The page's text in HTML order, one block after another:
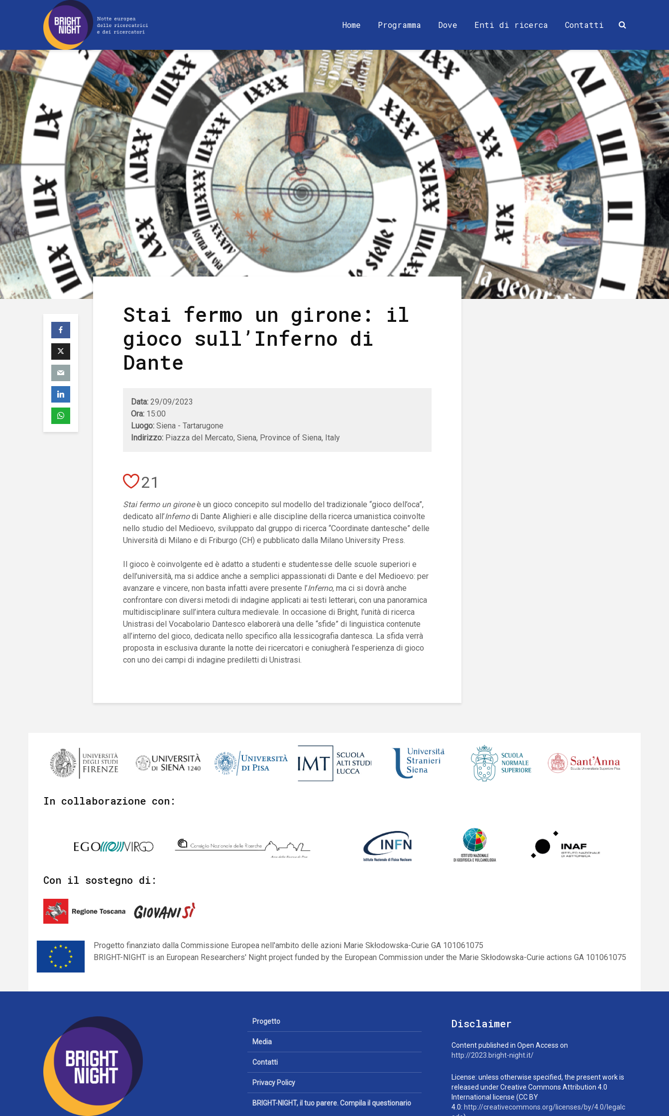
Home Programma Dove Enti di ricerca Contatti
Stai fermo un girone: il
gioco sull’Inferno di
Dante
Data: 29/09/2023
Ora: 15:00
Luogo: Siena - Tartarugone
Indirizzo: Piazza del Mercato, Siena, Province of Siena, Italy
21
Stai fermo un gironeè un gioco concepito sul modello del tradizionale “gioco dell’oca”,
dedicato all’Infernodi Dante Alighieri e alle discipline della ricerca umanistica coinvolte
nello studio del Medioevo, sviluppato dal gruppo di ricerca “Coordinate dantesche” delle
Università di Milano e di Friburgo (CH) e pubblicato dalla Milano University Press.
Il gioco è coinvolgente ed è adatto a studenti e studentesse delle scuole superiori e
dell’università, ma si addice anche a semplici appassionati di Dante e del Medioevo: per
avanzare e vincere, non basta infatti avere presente l’Inferno, ma ci si dovrà anche
confrontare con diversi metodi di indagine applicati ai testi letterari, con una panoramica
multidisciplinare sull’intera cultura medievale. In occasione di Bright, l’unità di ricerca
Unistrasi del Vocabolario Dantesco elaborerà una delle “sfide” di linguistica contenute
all’interno del gioco, dedicata nello specifico alla lessicografia dantesca. La sfida verrà
proposta in esclusiva durante la notte dei ricercatori e coniugherà l’esperienza di gioco
con uno dei campi di indagine prediletti di Unistrasi.
In collaborazione con:
Con il sostegno di:
Progetto finanziato dalla Commissione Europea nell'ambito delle azioni Marie Skłodowska-Curie GA 101061075
BRIGHT-NIGHT is an European Researchers' Night project funded by the European Commission under the Marie Skłodowska-Curie actions GA 101061075
Progetto
Media
Contatti
Privacy Policy
BRIGHT-NIGHT, il tuo parere. Compila il questionario
Disclaimer
Content published in Open Access on
http://2023.bright-night.it/
License: unless otherwise specified, the present work is
released under Creative Commons Attribution 4.0
International license (CC BY
4.0: http://creativecommons.org/licenses/by/4.0/legalc